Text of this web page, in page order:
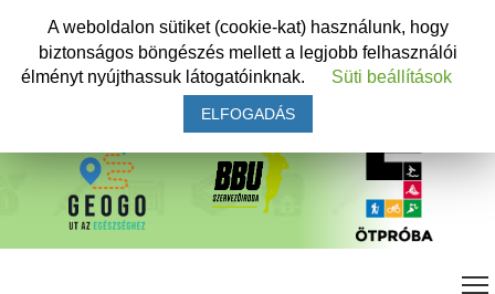
A weboldalon sütiket (cookie-kat) használunk, hogy
biztonságos böngészés mellett a legjobb felhasználói
élményt nyújthassuk látogatóinknak.
Süti beállítások
ELFOGADÁS